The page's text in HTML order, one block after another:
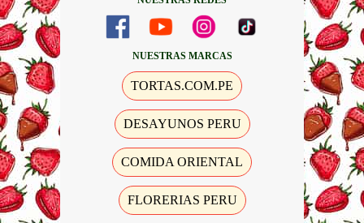
NUESTRAS MARCAS
TORTAS.COM.PE
DESAYUNOS PERU
COMIDA ORIENTAL
FLORERIAS PERU